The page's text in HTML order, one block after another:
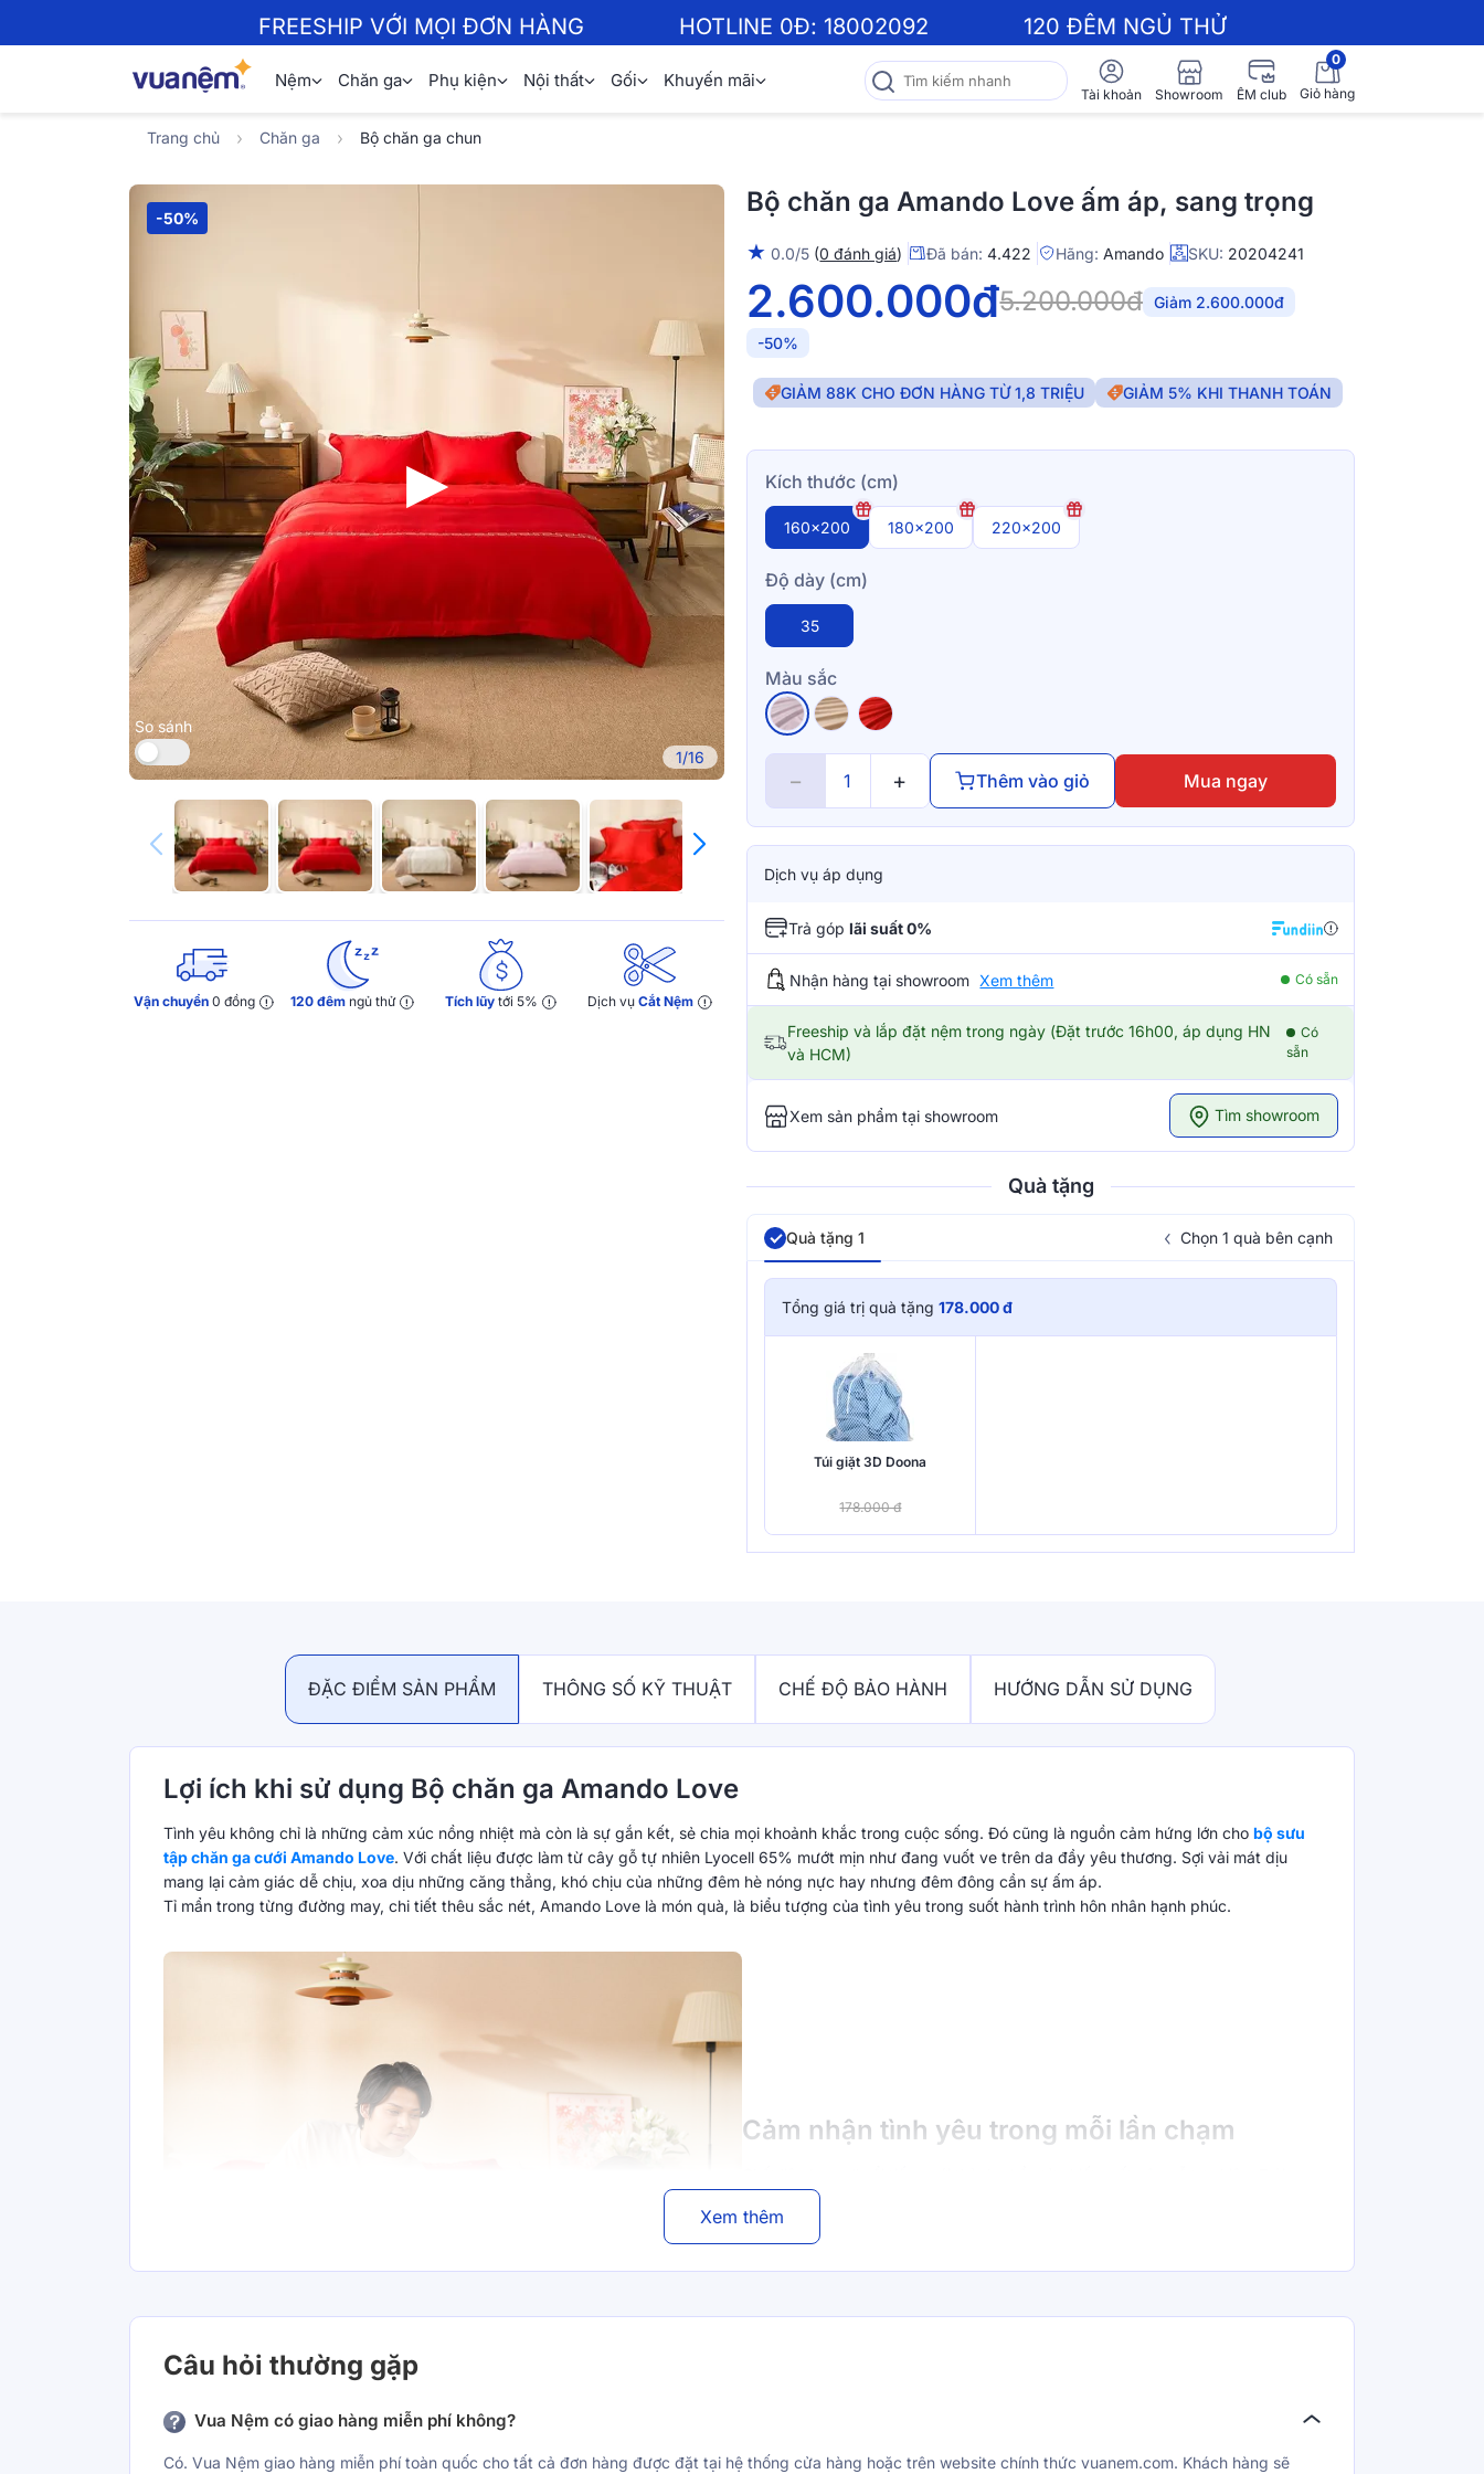
FREESHIP VỚI MỌI ĐƠN HÀNG HOTLINE 0Đ: 18002092 120 ĐÊM NGỦ THỬ
Nệm Chăn ga Phụ kiện Nội thất Gối Khuyến mãi
Tài khoản Showroom ÊM club
0
Giỏ hàng
Trang chủ Chăn ga Bộ chăn ga chun
-50%
So sánh
1/16
▶
Vận chuyển0 đồng 120 đêm ngủ thử Tích lũy tới 5% Dịch vụCắt Nệm
Bộ chăn ga Amando Love ấm áp, sang trọng
★ 0.0/5 (0 đánh giá) Đã bán: 4.422 Hãng: Amando SKU: 20204241
2.600.000đ5.200.000đ Giảm 2.600.000đ
-50%
GIẢM 88K CHO ĐƠN HÀNG TỪ 1,8 TRIỆU GIẢM 5% KHI THANH TOÁN
Kích thước (cm)
160x200 180x200 220x200
Độ dày (cm)
35
Màu sắc
− + Thêm vào giỏ Mua ngay
Dịch vụ áp dụng
Trả góplãi suất 0%
Nhận hàng tại showroom Xem thêm Có sẵn
Freeship và lắp đặt nệm trong ngày (Đặt trước 16h00, áp dụng HN
và HCM)
Có
sẵn
Xem sản phẩm tại showroom Tìm showroom
Quà tặng
Quà tặng 1 Chọn 1 quà bên cạnh
Tổng giá trị quà tặng178.000 đ
Túi giặt 3D Doona
178.000 đ
ĐẶC ĐIỂM SẢN PHẨM THÔNG SỐ KỸ THUẬT CHẾ ĐỘ BẢO HÀNH HƯỚNG DẪN SỬ DỤNG
Lợi ích khi sử dụng Bộ chăn ga Amando Love
Tình yêu không chỉ là những cảm xúc nồng nhiệt mà còn là sự gắn kết, sẻ chia mọi khoảnh khắc trong cuộc sống. Đó cũng là nguồn cảm hứng lớn cho bộ sưu
tập chăn ga cưới Amando Love. Với chất liệu được làm từ cây gỗ tự nhiên Lyocell 65% mướt mịn như đang vuốt ve trên da đầy yêu thương. Sợi vải mát dịu
mang lại cảm giác dễ chịu, xoa dịu những căng thẳng, khó chịu của những đêm hè nóng nực hay nhưng đêm đông cần sự ấm áp.
Tỉ mẩn trong từng đường may, chi tiết thêu sắc nét, Amando Love là món quà, là biểu tượng của tình yêu trong suốt hành trình hôn nhân hạnh phúc.
Cảm nhận tình yêu trong mỗi lần chạm
quá trình sản xuất kỳ công, từ những thân cây gỗ, sợi vải mềm mịn được hình
thành. Không những vậy, nhờ đặc tính của sợi gỗ, sản phẩm còn có khả năng
làm mát, giữ nhiệt đặc biệt: "mát mẻ vào mùa hè, ấm áp trong mùa đông". Hãy
cảm nhận tình yêu từ những lần chạm như những cái vuốt ve nhẹ trên da, thật
trở gió dành tặng cho các đôi uyên ương.
Xem thêm
Câu hỏi thường gặp
Vua Nệm có giao hàng miễn phí không?
Có. Vua Nệm giao hàng miễn phí toàn quốc cho tất cả đơn hàng được đặt tại hệ thống cửa hàng hoặc trên website chính thức vuanem.com. Khách hàng sẽ